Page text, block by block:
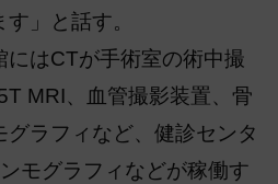
」と話す。
にはCTが手術室の術中撮
MRI、血管撮影装置、骨
ラフィなど、健診センタ
モグラフィなどが稼働す